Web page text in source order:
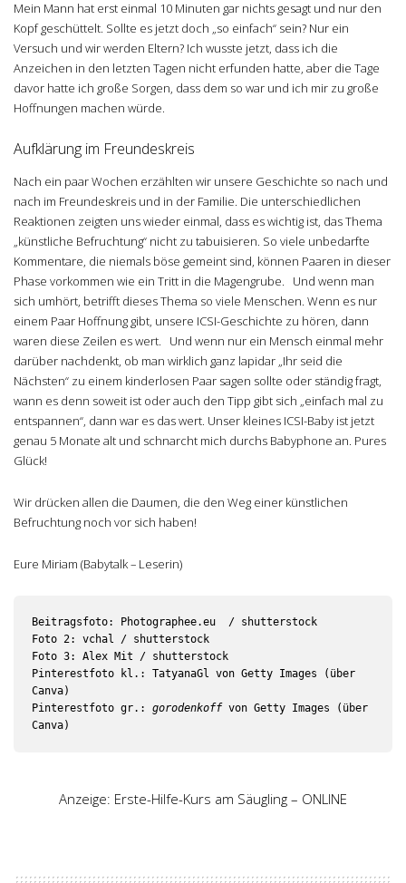
Mein Mann hat erst einmal 10 Minuten gar nichts gesagt und nur den
Kopf geschüttelt. Sollte es jetzt doch „so einfach“ sein? Nur ein
Versuch und wir werden Eltern? Ich wusste jetzt, dass ich die
Anzeichen in den letzten Tagen nicht erfunden hatte, aber die Tage
davor hatte ich große Sorgen, dass dem so war und ich mir zu große
Hoffnungen machen würde.
Aufklärung im Freundeskreis
Nach ein paar Wochen erzählten wir unsere Geschichte so nach und
nach im Freundeskreis und in der Familie. Die unterschiedlichen
Reaktionen zeigten uns wieder einmal, dass es wichtig ist, das Thema
„künstliche Befruchtung“ nicht zu tabuisieren. So viele unbedarfte
Kommentare, die niemals böse gemeint sind, können Paaren in dieser
Phase vorkommen wie ein Tritt in die Magengrube. Und wenn man
sich umhört, betrifft dieses Thema so viele Menschen. Wenn es nur
einem Paar Hoffnung gibt, unsere ICSI-Geschichte zu hören, dann
waren diese Zeilen es wert. Und wenn nur ein Mensch einmal mehr
darüber nachdenkt, ob man wirklich ganz lapidar „Ihr seid die
Nächsten“ zu einem kinderlosen Paar sagen sollte oder ständig fragt,
wann es denn soweit ist oder auch den Tipp gibt sich „einfach mal zu
entspannen“, dann war es das wert. Unser kleines ICSI-Baby ist jetzt
genau 5 Monate alt und schnarcht mich durchs Babyphone an. Pures
Glück!
Wir drücken allen die Daumen, die den Weg einer künstlichen
Befruchtung noch vor sich haben!
Eure Miriam (Babytalk – Leserin)
Beitragsfoto: Photographee.eu  / shutterstock
Foto 2: vchal / shutterstock
Foto 3: Alex Mit / shutterstock
Pinterestfoto kl.: TatyanaGl von Getty Images (über
Canva)
Pinterestfoto gr.: gorodenkoff von Getty Images (über
Canva)
Anzeige: Erste-Hilfe-Kurs am Säugling – ONLINE